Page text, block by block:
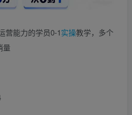
营能力的学员0-1实操教学，多个
量